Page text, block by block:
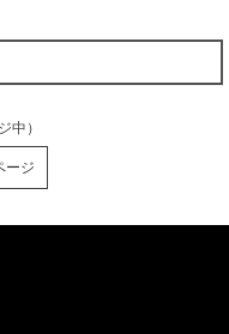
中）
ージ